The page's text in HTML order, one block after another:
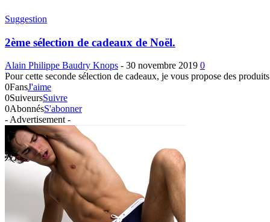
Suggestion
2ème sélection de cadeaux de Noël.
Alain Philippe Baudry Knops - 30 novembre 2019 0
Pour cette seconde sélection de cadeaux, je vous propose des
0FansJ'aime
0SuiveursSuivre
0AbonnésS'abonner
- Advertisement -